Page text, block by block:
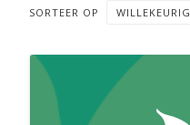
SORTEER OP WILLEKEURIG